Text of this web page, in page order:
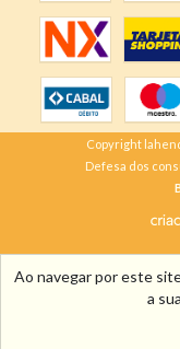
Ao navegar por este
a
Copyright
Defesa dos